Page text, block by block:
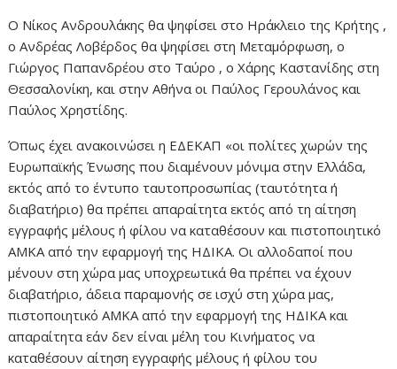
Ο Νίκος Ανδρουλάκης θα ψηφίσει στο Ηράκλειο της Κρήτης ,
ο Ανδρέας Λοβέρδος θα ψηφίσει στη Μεταμόρφωση, ο
Γιώργος Παπανδρέου στο Ταύρο , ο Χάρης Καστανίδης στη
Θεσσαλονίκη, και στην Αθήνα οι Παύλος Γερουλάνος και
Παύλος Χρηστίδης.
Όπως έχει ανακοινώσει η ΕΔΕΚΑΠ «οι πολίτες χωρών της
Ευρωπαϊκής Ένωσης που διαμένουν μόνιμα στην Ελλάδα,
εκτός από το έντυπο ταυτοπροσωπίας (ταυτότητα ή
διαβατήριο) θα πρέπει απαραίτητα εκτός από τη αίτηση
εγγραφής μέλους ή φίλου να καταθέσουν και πιστοποιητικό
ΑΜΚΑ από την εφαρμογή της ΗΔΙΚΑ. Οι αλλοδαποί που
μένουν στη χώρα μας υποχρεωτικά θα πρέπει να έχουν
διαβατήριο, άδεια παραμονής σε ισχύ στη χώρα μας,
πιστοποιητικό ΑΜΚΑ από την εφαρμογή της ΗΔΙΚΑ και
απαραίτητα εάν δεν είναι μέλη του Κινήματος να
καταθέσουν αίτηση εγγραφής μέλους ή φίλου του